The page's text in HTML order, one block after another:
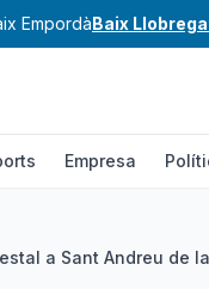
EmpordàBaix
Empresa
a Sant Andreu de